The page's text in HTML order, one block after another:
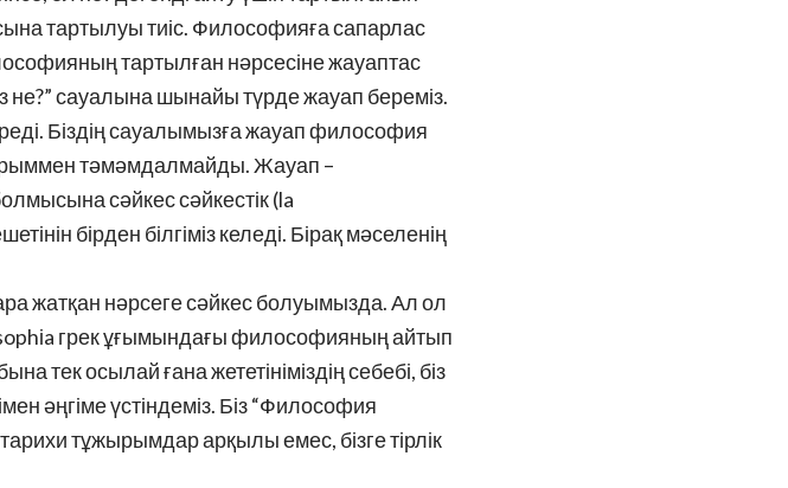
тартылуы тиіс. Философияға сапарлас
тартылған нәрсесіне жауаптас
не?” сауалына шынайы түрде жауап береміз.
Біздің сауалымызға жауап философия
тәмәмдалмайды. Жауап –
сәйкес сәйкестік (la
бірден білгіміз келеді. Бірақ мәселенің
жатқан нәрсеге сәйкес болуымызда. Ал ол
грек ұғымындағы философияның айтып
тек осылай ғана жететініміздің себебі, біз
әңгіме үстіндеміз. Біз “Философия
тұжырымдар арқылы емес, бізге тірлік